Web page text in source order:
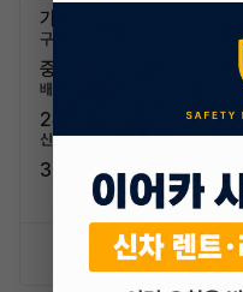
가솔린 / 10.5km/L (4등급)
구분/좌석
중형차 / 5인승
배기량
2457cc
신차가격
37,560,000원
신차 문의하기